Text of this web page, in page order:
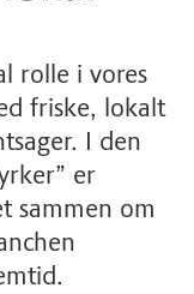
rolle i vores
friske, lokalt
I den
er
sammen om